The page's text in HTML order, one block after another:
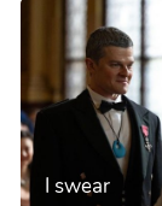
I swear